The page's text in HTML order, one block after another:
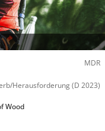
MDR
Herausforderung(D 2023)
Wood